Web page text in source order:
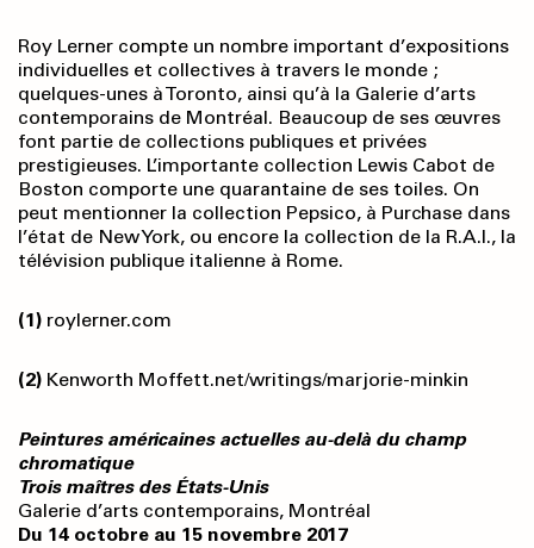
Roy Lerner compte un nombre important d’expositions
individuelles et collectives à travers le monde ;
quelques-unes à Toronto, ainsi qu’à la Galerie d’arts
contemporains de Montréal. Beaucoup de ses œuvres
font partie de collections publiques et privées
prestigieuses. L’importante collection Lewis Cabot de
Boston comporte une quarantaine de ses toiles. On
peut mentionner la collection Pepsico, à Purchase dans
l’état de New York, ou encore la collection de la R.A.I., la
télévision publique italienne à Rome.
(1) roylerner.com
(2) Kenworth Moffett.net/writings/marjorie-minkin
Peintures américaines actuelles au-delà du champ
chromatique
Trois maîtres des États-Unis
Galerie d’arts contemporains, Montréal
Du 14 octobre au 15 novembre 2017